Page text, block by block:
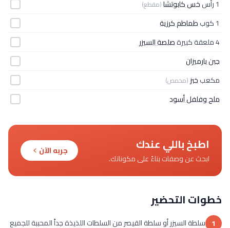
1 رأس
خس كابوتشا(مقطع)
1 كوب
طماطم كرزية
4 ملعقة كبيرة
صلصة السيزر
جبن بارميزان
مكعبخبز (محمص)
ملح وفلفل أسود
اطبخ باللي عندك
ابحث عن وصفات بناءً على مكوناتك.
جربه الآن
خطوات التحضير
1 سلطة السيزر أو سلطة القيصر من السلطات اللذيذة جداً المحببة للجميع